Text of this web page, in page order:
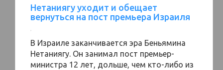
Нетаниягу уходит и обещает
вернуться на пост премьера Израиля
В Израиле заканчивается эра Беньямина
Нетаниягу. Он занимал пост премьер-
министра 12 лет, дольше, чем кто-либо из